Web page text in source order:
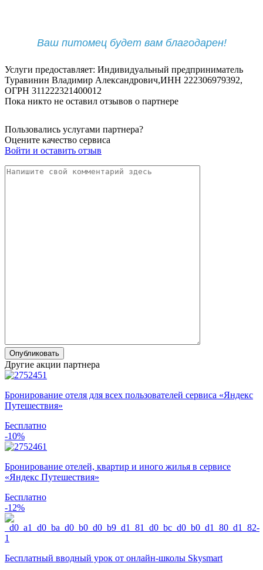
Ваш питомец будет вам благодарен!
Услуги предоставляет: Индивидуальный предприниматель
Туравинин Владимир Александрович,ИНН 222306979392,
ОГРН 311222321400012
Пока никто не оставил отзывов о партнере
Пользовались услугами партнера?
Оцените качество сервиса
Войти и оставить отзыв
Другие акции партнера
Бронирование отеля для всех пользователей сервиса «Яндекс
Путешествия»
Бесплатно
-10%
Бронирование отелей, квартир и иного жилья в сервисе
«Яндекс Путешествия»
Бесплатно
-12%
Бесплатный вводный урок от онлайн-школы Skysmart